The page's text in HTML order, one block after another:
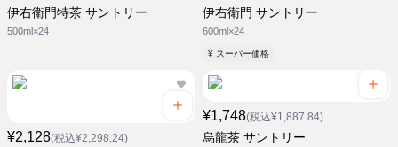
伊右衛門特茶 サントリー
500ml×24
伊右衛門 サントリー
600ml×24
¥ スーパー価格
¥2,128(税込¥2,298.24)
¥1,748(税込¥1,887.84)
烏龍茶 サントリー